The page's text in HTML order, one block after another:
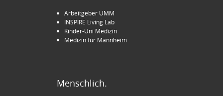
Arbeitgeber UMM
INSPIRE Living Lab
Kinder-Uni Medizin
Medizin für Mannheim
Menschlich.